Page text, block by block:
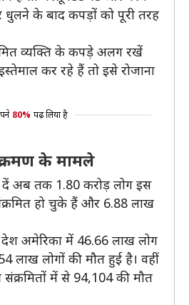
धुलने के बाद कपड़ों को पूरी तरह
व्यक्ति के कपड़े अलग रखें
कर रहे हैं तो इसे रोजाना
80% पढ़ लिया है
के मामले
दें अब तक 1.80 करोड़ लोग इस
हो चुके हैं और 6.88 लाख
अमेरिका में 46.66 लाख लोग
लाख लोगों की मौत हुई है। वहीं
संक्रमितों में से 94,104 की मौत